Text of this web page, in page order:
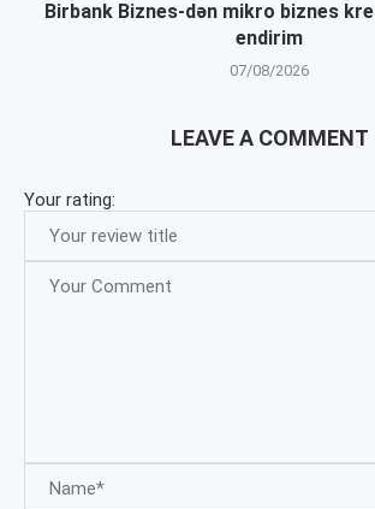
Birbank Biznes-dən mikro biznes
endirim
07/08/2026
LEAVE A COMMENT
Your rating: